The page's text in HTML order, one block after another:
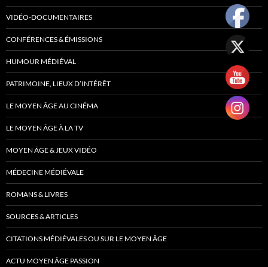
VIDÉO-DOCUMENTAIRES
CONFÉRENCES & ÉMISSIONS
HUMOUR MÉDIÉVAL
PATRIMOINE, LIEUX D’INTÉRÊT
LE MOYEN ÂGE AU CINÉMA
LE MOYEN ÂGE À LA TV
MOYEN ÂGE & JEUX VIDÉO
MÉDECINE MÉDIÉVALE
ROMANS & LIVRES
SOURCES & ARTICLES
CITATIONS MÉDIÉVALES OU SUR LE MOYEN ÂGE
ACTU MOYEN ÂGE PASSION